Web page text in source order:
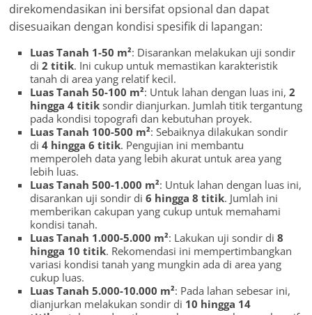
direkomendasikan ini bersifat opsional dan dapat
disesuaikan dengan kondisi spesifik di lapangan:
Luas Tanah 1-50 m²: Disarankan melakukan uji sondir
di2 titik. Ini cukup untuk memastikan karakteristik
tanah di area yang relatif kecil.
Luas Tanah 50-100 m²: Untuk lahan dengan luas ini,2
hingga 4 titik sondir dianjurkan. Jumlah titik tergantung
pada kondisi topografi dan kebutuhan proyek.
Luas Tanah 100-500 m²: Sebaiknya dilakukan sondir
di4 hingga 6 titik. Pengujian ini membantu
memperoleh data yang lebih akurat untuk area yang
lebih luas.
Luas Tanah 500-1.000 m²: Untuk lahan dengan luas ini,
disarankan uji sondir di6 hingga 8 titik. Jumlah ini
memberikan cakupan yang cukup untuk memahami
kondisi tanah.
Luas Tanah 1.000-5.000 m²: Lakukan uji sondir di8
hingga 10 titik. Rekomendasi ini mempertimbangkan
variasi kondisi tanah yang mungkin ada di area yang
cukup luas.
Luas Tanah 5.000-10.000 m²: Pada lahan sebesar ini,
dianjurkan melakukan sondir di 10 hingga 14